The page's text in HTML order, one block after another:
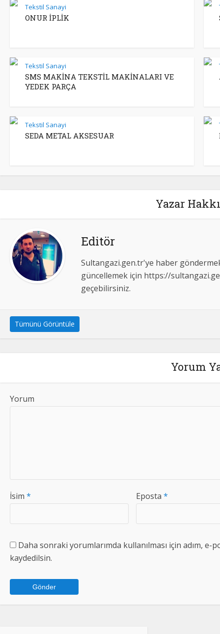
Tekstil Sanayi
ONUR İPLİK
Tekstil Sanayi
SMS MAKİNA TEKSTİL MAKİNALARI VE
YEDEK PARÇA
Tekstil Sanayi
SEDA METAL AKSESUAR
Yazar
Editör
Sultangazi.gen.tr'ye haber
güncellemek için https://
geçebilirsiniz.
Tümünü Görüntüle
Yorum
Yorum
İsim * Eposta *
Daha sonraki yorumlarımda kullanılması için adım, e-
kaydedilsin.